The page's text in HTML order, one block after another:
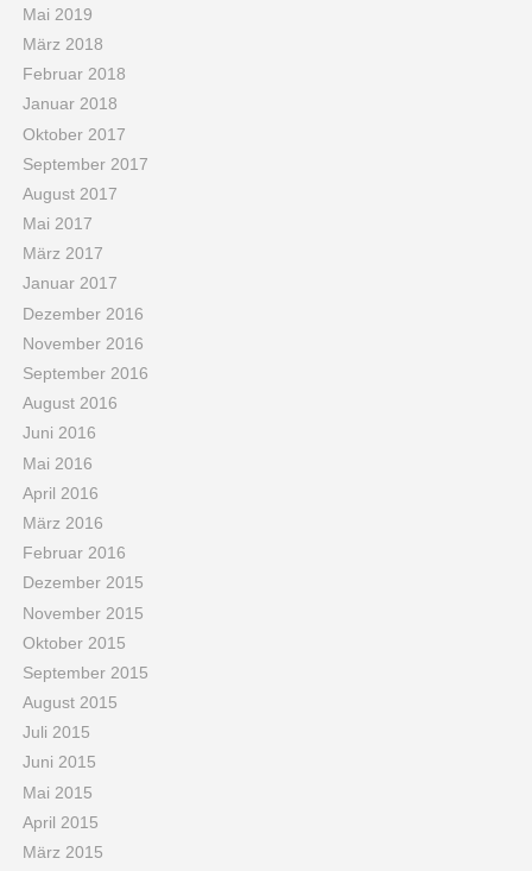
Mai 2019
März 2018
Februar 2018
Januar 2018
Oktober 2017
September 2017
August 2017
Mai 2017
März 2017
Januar 2017
Dezember 2016
November 2016
September 2016
August 2016
Juni 2016
Mai 2016
April 2016
März 2016
Februar 2016
Dezember 2015
November 2015
Oktober 2015
September 2015
August 2015
Juli 2015
Juni 2015
Mai 2015
April 2015
März 2015